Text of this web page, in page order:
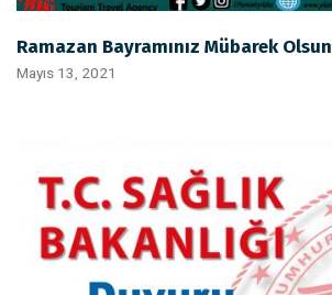
Ramazan Bayramınız Mübarek Olsun
Mayıs 13, 2021